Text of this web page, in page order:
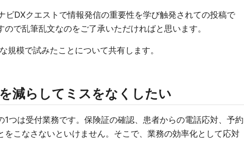
ビDXクエストで情報発信の重要性を学び触発されての投稿で
で乱筆乱文なのをご了承いただければと思います。
規模で試みたことについて共有します。
減らしてミスをなくしたい
1つは受付業務です。保険証の確認、患者からの電話応対、予約
をこなさないといけません。そこで、業務の効率化として応対